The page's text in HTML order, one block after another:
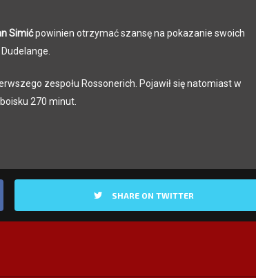
Simićpowinien otrzymać szansę na pokazanie swoich
zespołu Rossonerich. Pojawił się natomiast w
270 minut.
SHARE ON TWITTER